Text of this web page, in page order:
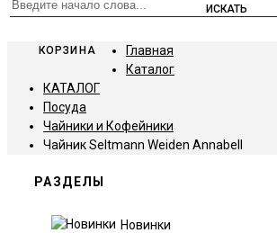
КОРЗИНА
Главная
Каталог
КАТАЛОГ
Посуда
Чайники и Кофейники
Чайник Seltmann Weiden Annabell
РАЗДЕЛЫ
Новинки